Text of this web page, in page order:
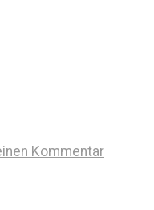
Kommentar